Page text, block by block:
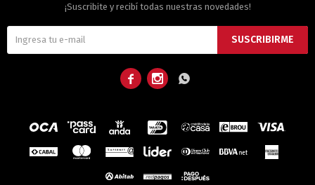
¡Suscribite y recibí todas nuestras novedades!
SUSCRIBIRME
  